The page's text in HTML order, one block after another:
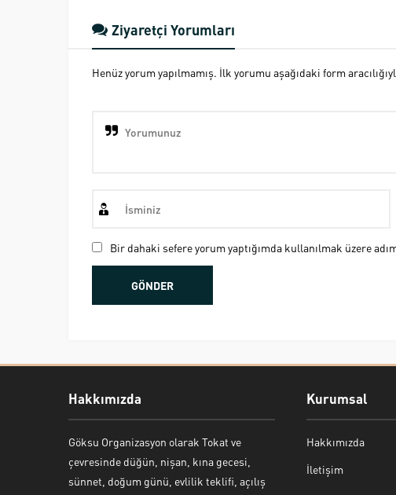
Ziyaretçi Yorumları
Henüz yorum yapılmamış. İlk yorumu aşağıdaki form
Bir dahaki sefere yorum yaptığımda kullanılmak üzere
Hakkımızda
Göksu Organizasyon olarak Tokat ve
çevresinde düğün, nişan, kına gecesi,
sünnet, doğum günü, evlilik teklifi, açılış
Kurumsal
Hakkımızda
İletişim
Bekir Kiper